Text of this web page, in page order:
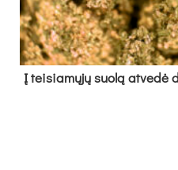
Į tei­sia­mų­jų suo­lą at­ve­dė